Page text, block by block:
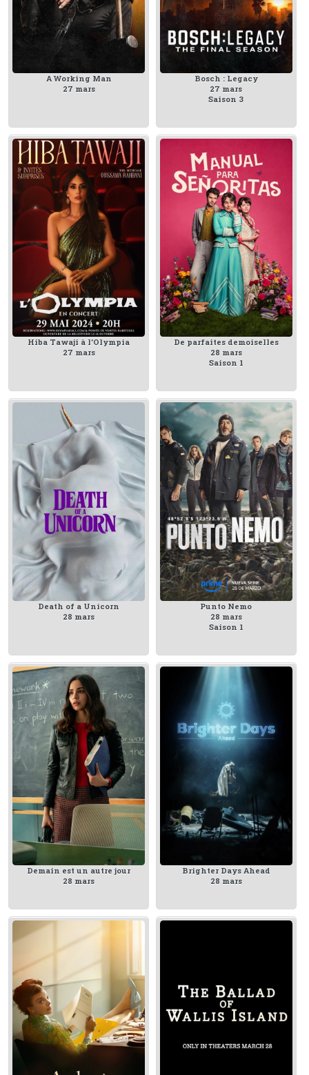
A Working Man
27 mars
Bosch : Legacy
27 mars
Saison 3
Hiba Tawaji à l'Olympia
27 mars
De parfaites demoiselles
28 mars
Saison 1
Death of a Unicorn
28 mars
Punto Nemo
28 mars
Saison 1
Demain est un autre jour
28 mars
Brighter Days Ahead
28 mars